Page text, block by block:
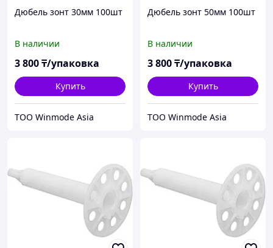
Дюбель зонт 30мм 100шт
В наличии
3 800₸/упаковка
Купить
ТОО Winmode Asia
Дюбель зонт 50мм 100шт
В наличии
3 800₸/упаковка
Купить
ТОО Winmode Asia